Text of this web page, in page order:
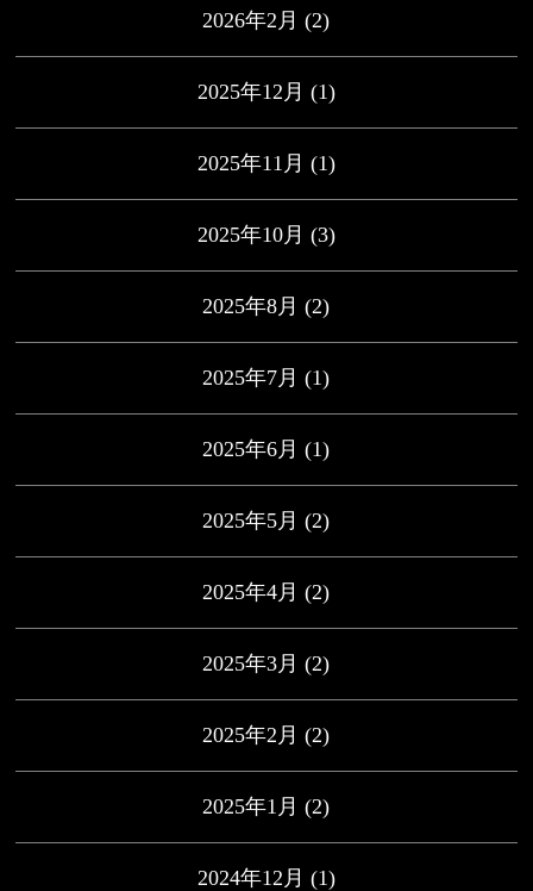
2026年2月 (2)
2025年12月 (1)
2025年11月 (1)
2025年10月 (3)
2025年8月 (2)
2025年7月 (1)
2025年6月 (1)
2025年5月 (2)
2025年4月 (2)
2025年3月 (2)
2025年2月 (2)
2025年1月 (2)
2024年12月 (1)